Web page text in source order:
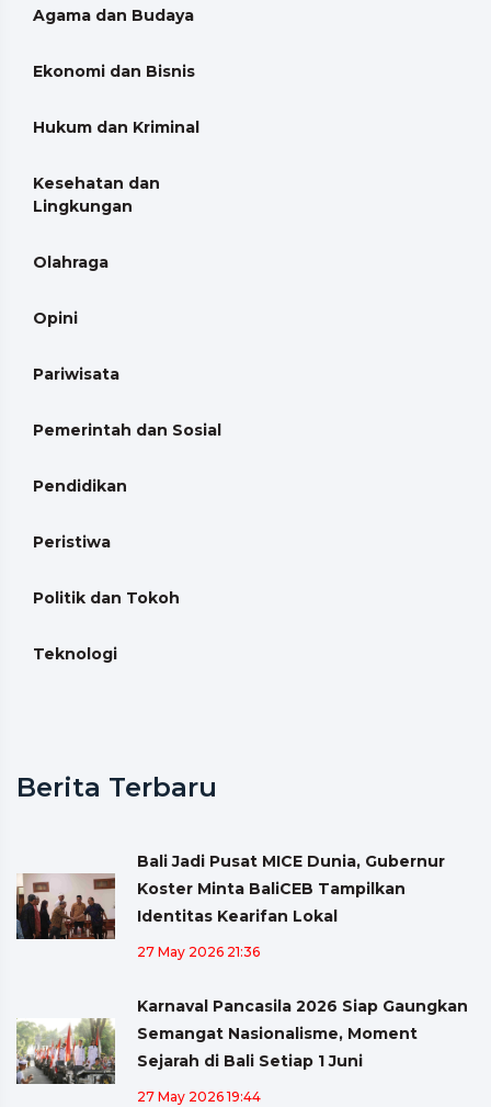
Agama dan Budaya
Ekonomi dan Bisnis
Hukum dan Kriminal
Kesehatan dan
Lingkungan
Olahraga
Opini
Pariwisata
Pemerintah dan Sosial
Pendidikan
Peristiwa
Politik dan Tokoh
Teknologi
Berita Terbaru
Bali Jadi Pusat MICE Dunia, Gubernur
Koster Minta BaliCEB Tampilkan
Identitas Kearifan Lokal
27 May 2026 21:36
Karnaval Pancasila 2026 Siap Gaungkan
Semangat Nasionalisme, Moment
Sejarah di Bali Setiap 1 Juni
27 May 2026 19:44